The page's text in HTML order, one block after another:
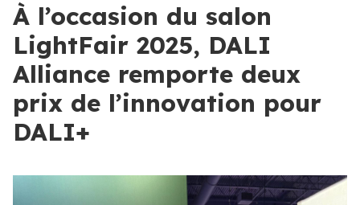
À l’occasion du salon
LightFair 2025, DALI
Alliance remporte deux
prix de l’innovation pour
DALI+